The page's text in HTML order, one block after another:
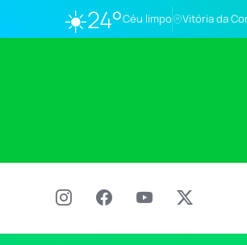
☀️24°Céu limpo Vitória da